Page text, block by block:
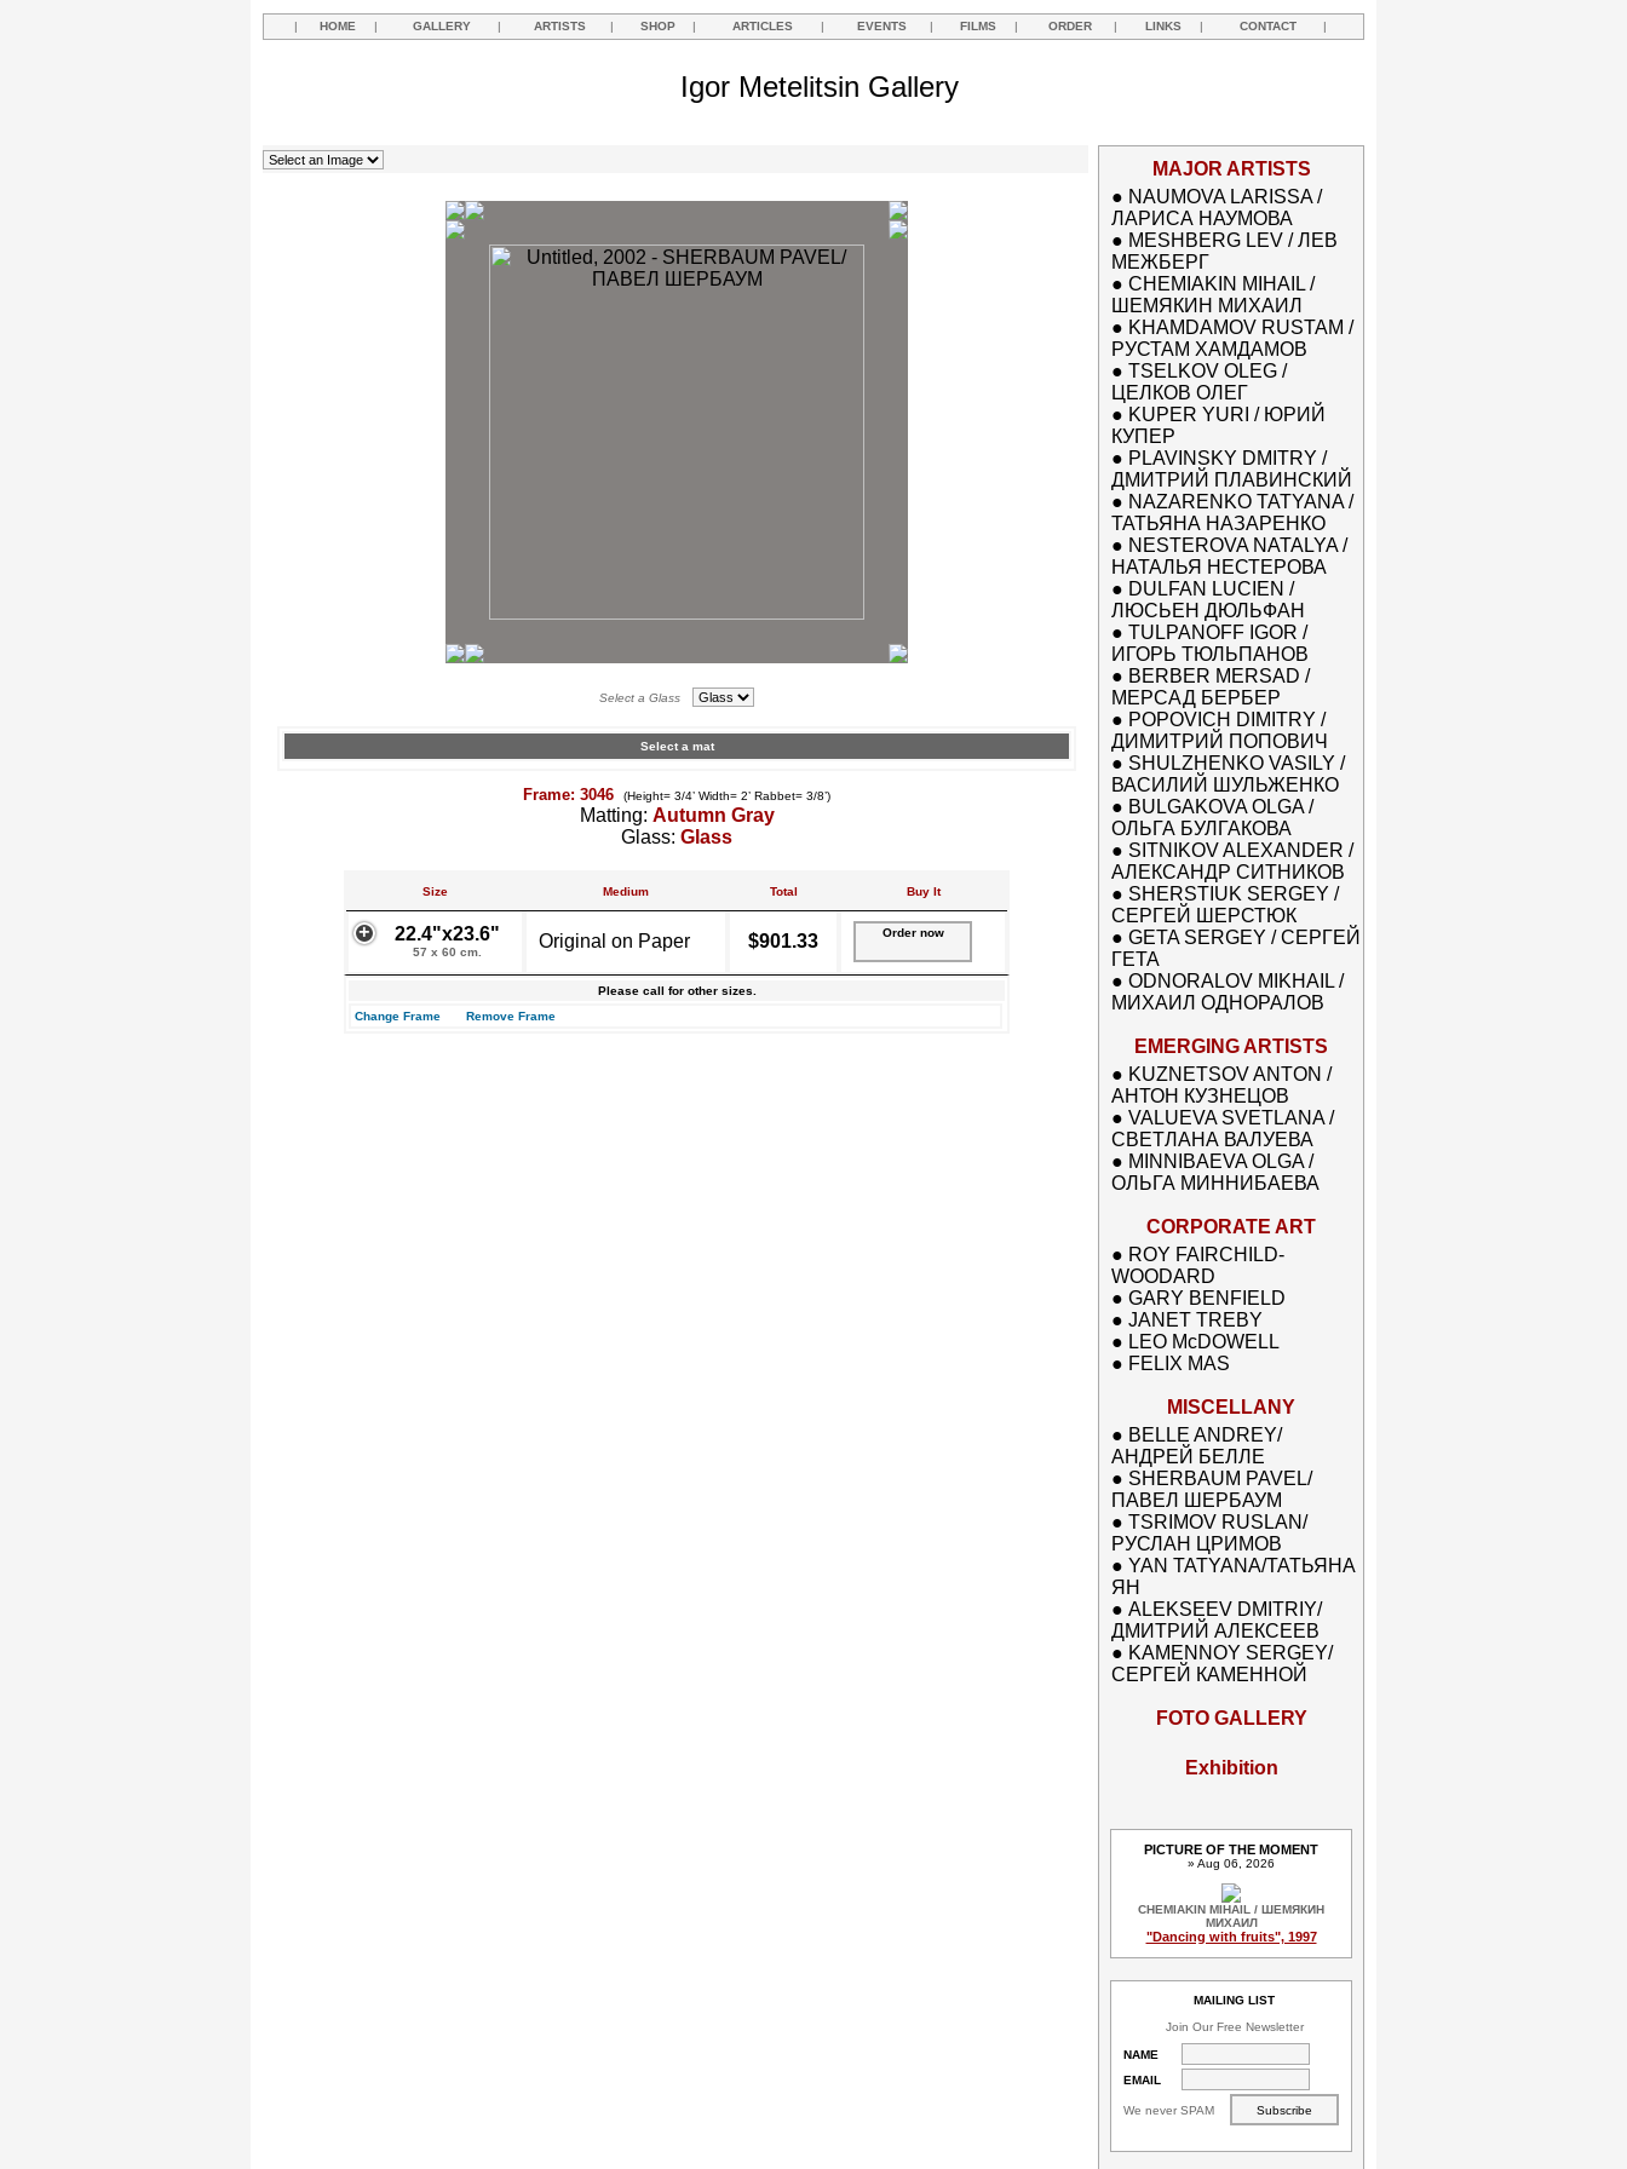
| HOME | GALLERY | ARTISTS | SHOP | ARTICLES | EVENTS | FILMS | ORDER | LINKS | CONTACT |
Igor Metelitsin Gallery
Select a Glass
Select a mat
Frame: 3046 (Height= 3/4’ Width= 2’ Rabbet= 3/8’)
Matting: Autumn Gray
Glass: Glass
Size Medium Total Buy It
22.4"x23.6"
57 x 60 cm.
Original on Paper $901.33 Order now
Please call for other sizes.
Change Frame
Remove Frame
MAJOR ARTISTS
● NAUMOVA LARISSA /
ЛАРИСА НАУМОВА
● MESHBERG LEV / ЛЕВ
МЕЖБЕРГ
● CHEMIAKIN MIHAIL /
ШЕМЯКИН МИХАИЛ
● KHAMDAMOV RUSTAM /
РУСТАМ ХАМДАМОВ
● TSELKOV OLEG /
ЦЕЛКОВ ОЛЕГ
● KUPER YURI / ЮРИЙ
КУПЕР
● PLAVINSKY DMITRY /
ДМИТРИЙ ПЛАВИНСКИЙ
● NAZARENKO TATYANA /
ТАТЬЯНА НАЗАРЕНКО
● NESTEROVA NATALYA /
НАТАЛЬЯ НЕСТЕРОВА
● DULFAN LUCIEN /
ЛЮСЬЕН ДЮЛЬФАН
● TULPANOFF IGOR /
ИГОРЬ ТЮЛЬПАНОВ
● BERBER MERSAD /
МЕРСАД БЕРБЕР
● POPOVICH DIMITRY /
ДИМИТРИЙ ПОПОВИЧ
● SHULZHENKO VASILY /
ВАСИЛИЙ ШУЛЬЖЕНКО
● BULGAKOVA OLGA /
ОЛЬГА БУЛГАКОВА
● SITNIKOV ALEXANDER /
АЛЕКСАНДР СИТНИКОВ
● SHERSTIUK SERGEY /
СЕРГЕЙ ШЕРСТЮК
● GETA SERGEY / СЕРГЕЙ
ГЕТА
● ODNORALOV MIKHAIL /
МИХАИЛ ОДНОРАЛОВ
EMERGING ARTISTS
● KUZNETSOV ANTON /
АНТОН КУЗНЕЦОВ
● VALUEVA SVETLANA /
СВЕТЛАНА ВАЛУЕВА
● MINNIBAEVA OLGA /
ОЛЬГА МИННИБАЕВА
CORPORATE ART
● ROY FAIRCHILD-
WOODARD
● GARY BENFIELD
● JANET TREBY
● LEO McDOWELL
● FELIX MAS
MISCELLANY
● BELLE ANDREY/
АНДРЕЙ БЕЛЛЕ
● SHERBAUM PAVEL/
ПАВЕЛ ШЕРБАУМ
● TSRIMOV RUSLAN/
РУСЛАН ЦРИМОВ
● YAN TATYANA/ТАТЬЯНА
ЯН
● ALEKSEEV DMITRIY/
ДМИТРИЙ АЛЕКСЕЕВ
● KAMENNOY SERGEY/
СЕРГЕЙ КАМЕННОЙ
FOTO GALLERY
Exhibition
PICTURE OF THE MOMENT
» Aug 06, 2026
CHEMIAKIN MIHAIL / ШЕМЯКИН
МИХАИЛ
"Dancing with fruits", 1997
MAILING LIST
Join Our Free Newsletter
NAME
EMAIL
We never SPAM